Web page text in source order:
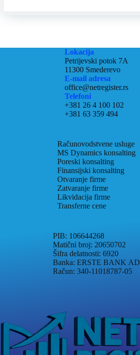
Lokacija
Petrijevski potok 7A
11300 Smederevo
E-mail adresa
office@netregister.rs
Telefoni
+381 26 4 100 102
+381 63 359 494
Računovodstvene usluge
MS Dynamics konsalting
Poreski konsalting
Finansijski konsalting
Otvaranje firme
Zatvaranje firme
Likvidacija firme
Transferne cene
PIB: 106644268
Matični broj: 20650702
Šifra delatnosti: 6920
Banka: ERSTE BANK AD
Račun: 340-11018787-05